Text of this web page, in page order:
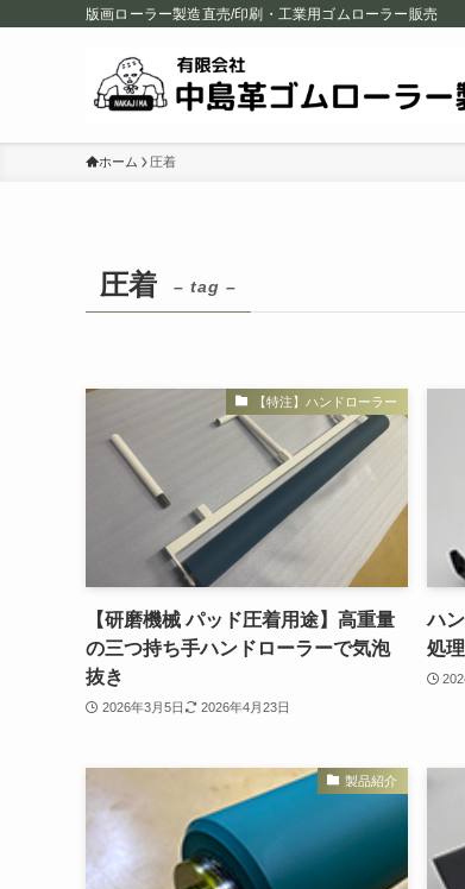
版画ローラー製造直売/印刷・工業用ゴムローラー販売
ホーム 圧着
圧着 – tag –
【特注】ハンドローラー
【研磨機械 パッド圧着用途】高重量
の三つ持ち手ハンドローラーで気泡
抜き
2026年3月5日 2026年4月23日
ハ
処
製品紹介